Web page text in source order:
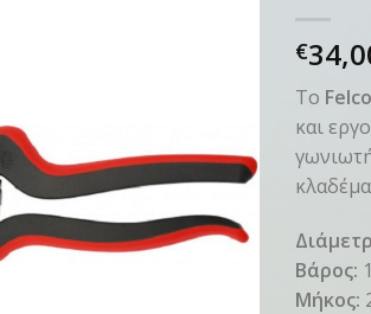
€
Το
και
Βάρος:
Μήκος: